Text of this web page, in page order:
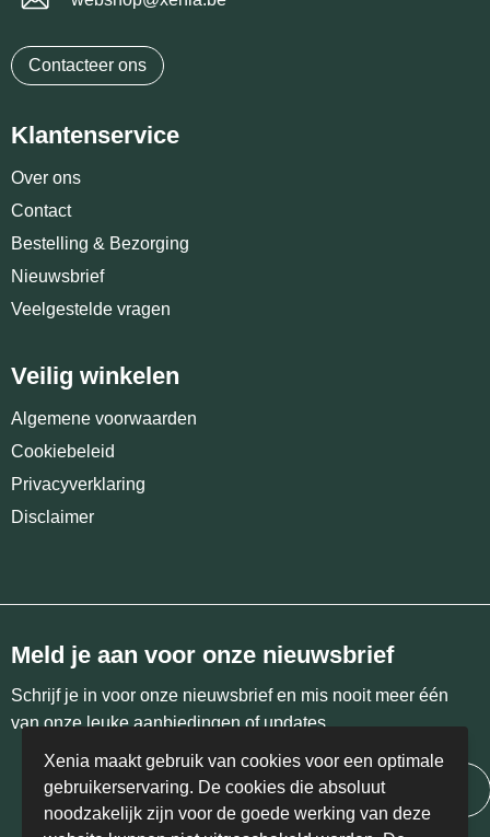
Contacteer ons
Klantenservice
Over ons
Contact
Bestelling & Bezorging
Nieuwsbrief
Veelgestelde vragen
Veilig winkelen
Algemene voorwaarden
Cookiebeleid
Privacyverklaring
Disclaimer
Meld je aan voor onze nieuwsbrief
Schrijf je in voor onze nieuwsbrief en mis nooit meer één
van onze leuke aanbiedingen of updates.
Inschrijven
Xenia maakt gebruik van cookies voor een optimale
gebruikerservaring. De cookies die absoluut
noodzakelijk zijn voor de goede werking van deze